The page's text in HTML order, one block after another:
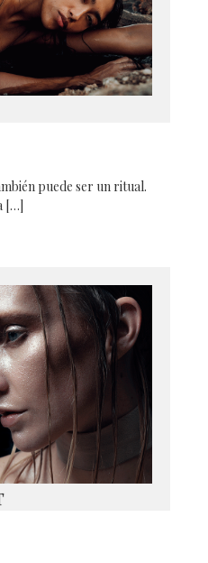
puede ser un ritual.
[…]